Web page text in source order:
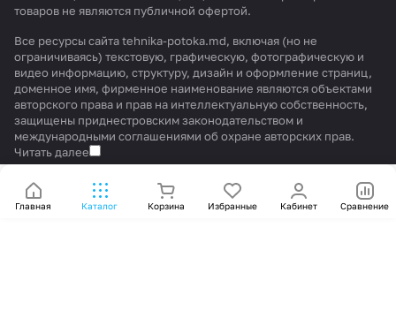
Главная Каталог Корзина Избранные Кабинет Сравнение
товаров не являются публичной офертой.
Все ресурсы сайта tehnika-potoka.md, включая (но не
ограничиваясь) текстовую, графическую, фотографическую и
видео информацию, структуру, дизайн и оформление страниц,
доменное имя, фирменное наименование являются объектами
авторского права и прав на интеллектуальную собственность,
защищены приднестровским законодательством и
международными соглашениями об охране авторских прав.
Читать далее